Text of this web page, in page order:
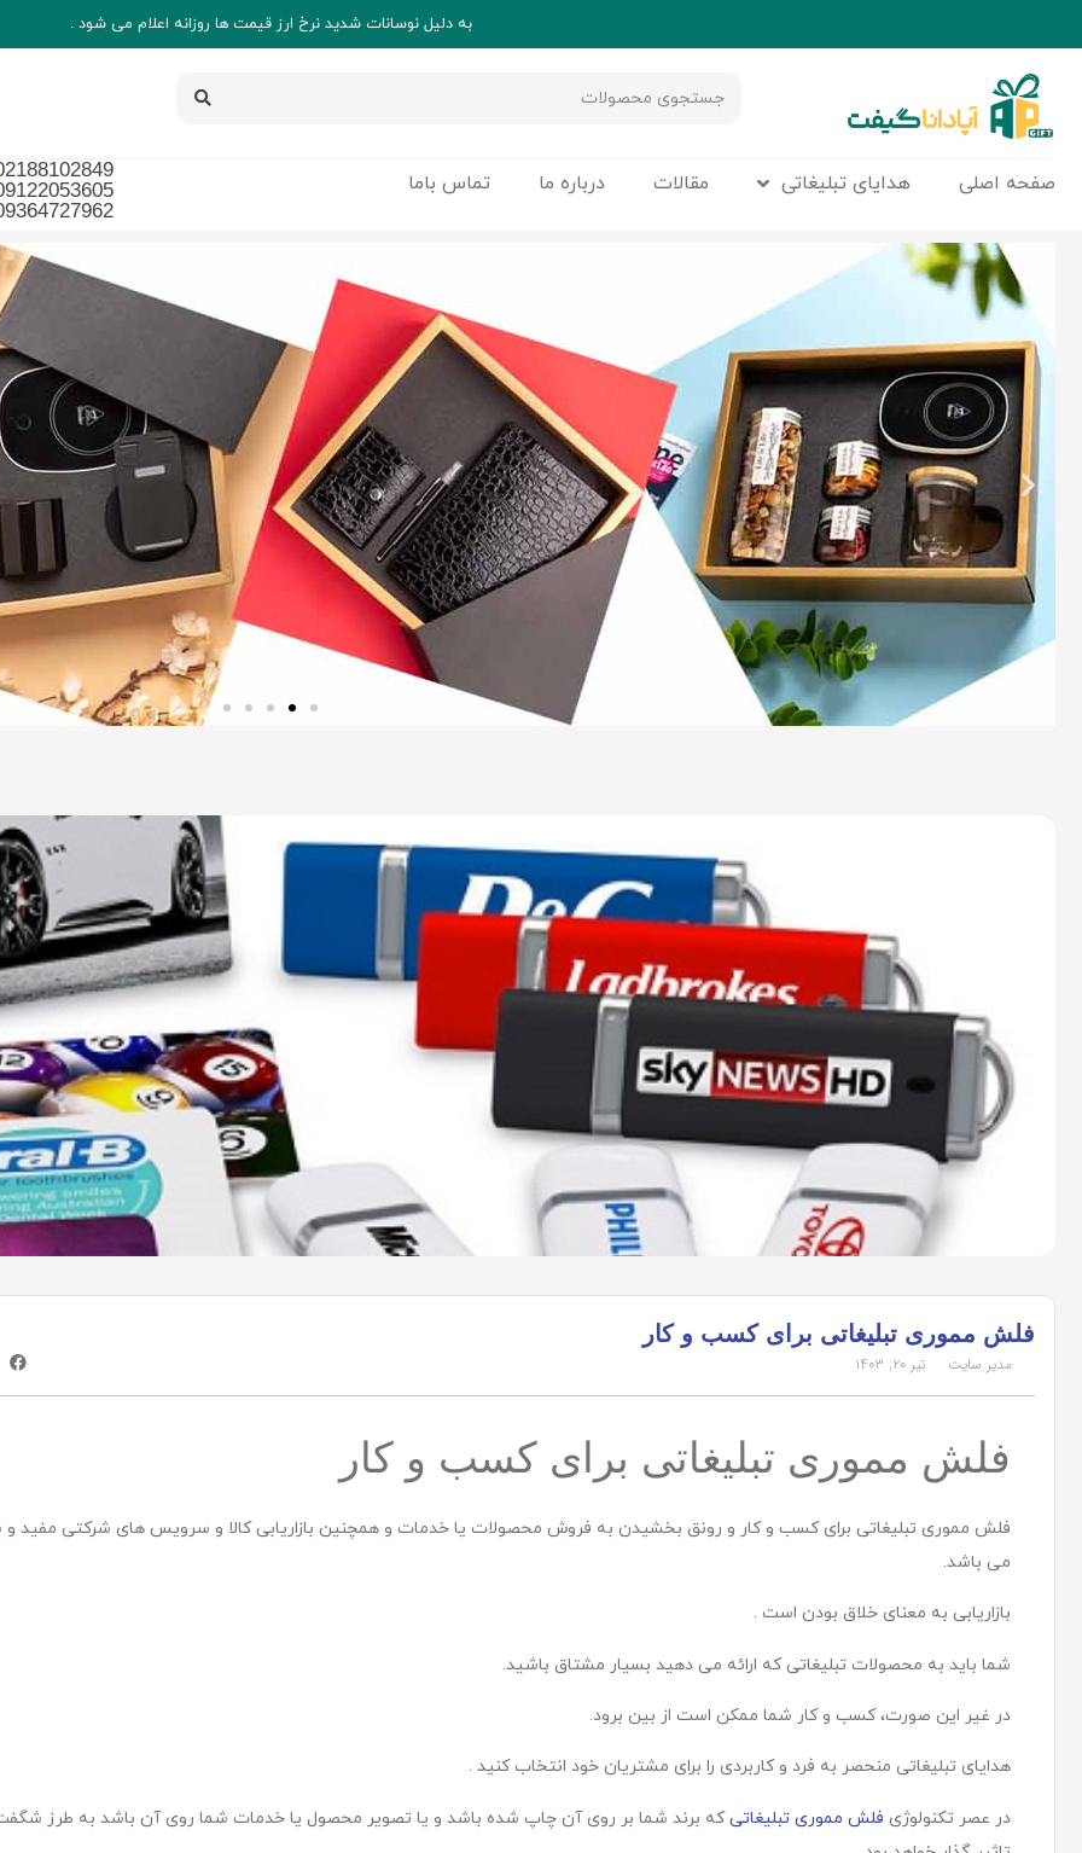
به دلیل نوسانات شدید نرخ ارز قیمت ها روزانه اعلام می شود .
صفحه اصلی هدایای تبلیغاتی مقالات درباره ما تماس باما
فلش مموری تبلیغاتی برای کسب و کار
مدیر سایت تیر ۲۰, ۱۴۰۳
فلش مموری تبلیغاتی برای کسب و کار
فلش مموری تبلیغاتی برای کسب و کار و رونق بخشیدن به فروش محصولات یا خدمات و همچنین بازاریابی کالا و سرویس های شرکتی مفید و
می باشد.
بازاریابی به معنای خلاق بودن است .
شما باید به محصولات تبلیغاتی که ارائه می دهید بسیار مشتاق باشید.
در غیر این صورت، کسب و کار شما ممکن است از بین برود.
هدایای تبلیغاتی منحصر به فرد و کاربردی را برای مشتریان خود انتخاب کنید .
در عصر تکنولوژی فلش مموری تبلیغاتیکه برند شما بر روی آن چاپ شده باشد و یا تصویر محصول یا خدمات شما روی آن باشد به طرز
تومان